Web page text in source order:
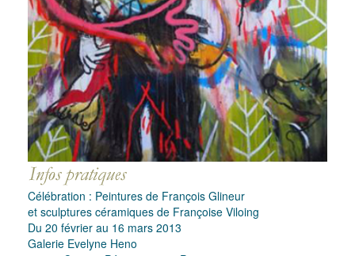
Célébration : Peintures de François Glineur
et sculptures céramiques de Françoise Viloing
Du 20 février au 16 mars 2013
Galerie Evelyne Heno